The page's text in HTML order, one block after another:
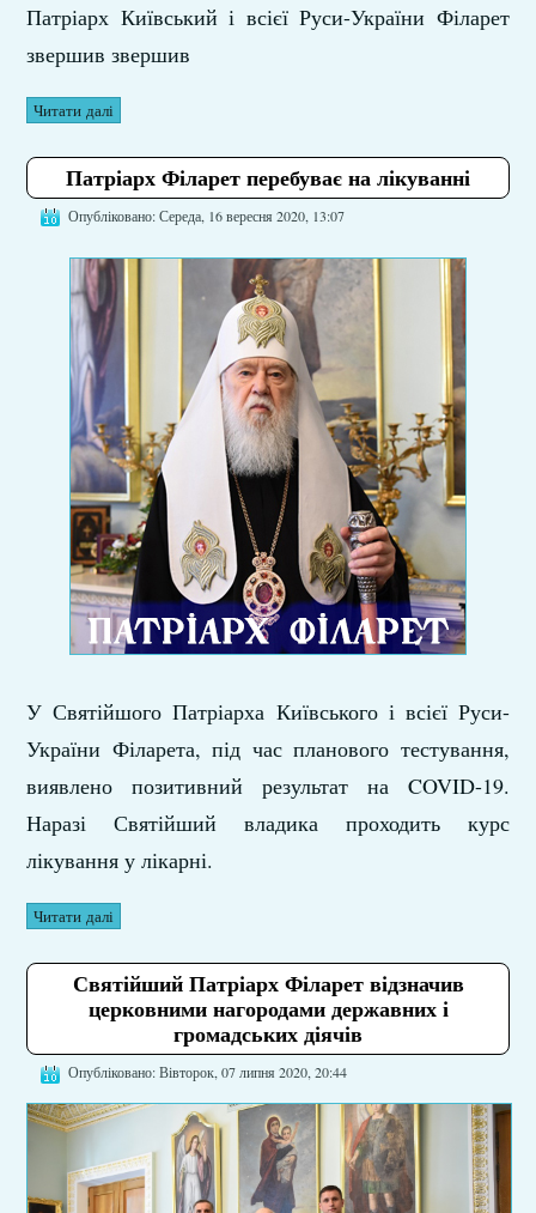
Патріарх Київський і всієї Руси-України Філарет
звершив звершив
Читати далі
Патріарх Філарет перебуває на лікуванні
Опубліковано: Середа, 16 вересня 2020, 13:07
У Святійшого Патріарха Київського і всієї Руси-
України Філарета, під час планового тестування,
виявлено позитивний результат на COVID-19.
Наразі Святійший владика проходить курс
лікування у лікарні.
Читати далі
Святійший Патріарх Філарет відзначив
церковними нагородами державних і
громадських діячів
Опубліковано: Вівторок, 07 липня 2020, 20:44